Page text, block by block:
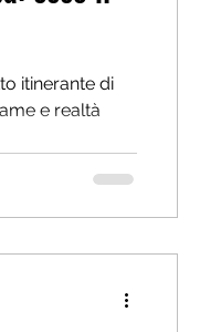
itinerante di
e realtà